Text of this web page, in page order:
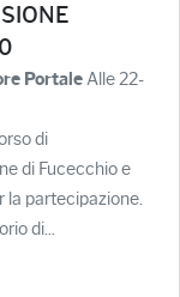
PortaleAlle 22-
di
di Fucecchio e
la partecipazione.
di...